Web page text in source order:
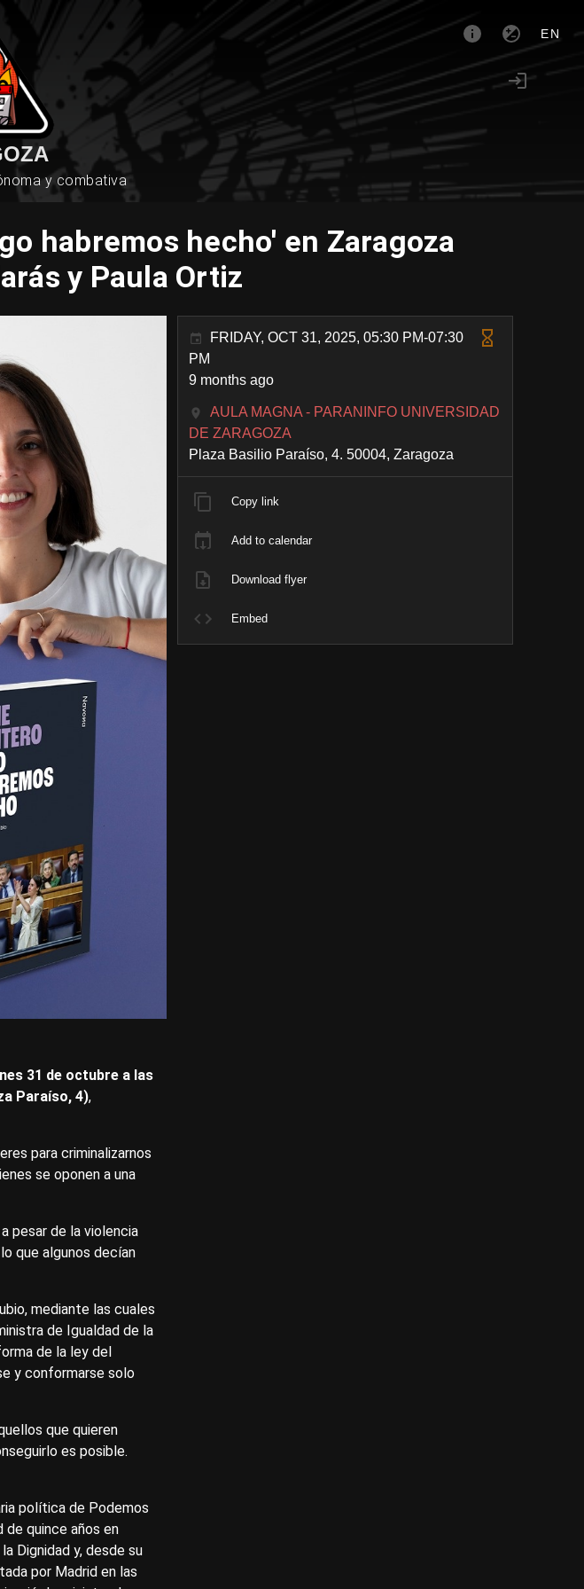
EN
y combativa
habremos hecho' en Zaragoza
y Paula Ortiz
31 de octubre a las
Paraíso, 4),
para criminalizarnos
se oponen a una
pesar de la violencia
que algunos decían
mediante las cuales
de Igualdad de la
de la ley del
y conformarse solo
que quieren
es posible.
política de Podemos
de quince años en
Dignidad y, desde su
por Madrid en las
FRIDAY, OCT 31, 2025, 05:30 PM-07:30
PM
9 months ago
AULA MAGNA - PARANINFO UNIVERSIDAD
DE ZARAGOZA
Plaza Basilio Paraíso, 4. 50004, Zaragoza
Copy link
Add to calendar
Download flyer
Embed